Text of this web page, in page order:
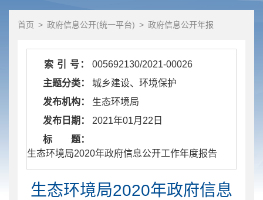
首页 > 政府信息公开(统一平台) > 政府信息公开年报
索 引 号：
005692130/2021-00026
主题分类：
城乡建设、环境保护
发布机构：
生态环境局
发布日期：
2021年01月22日
标 题：
​ 生态环境局2020年政府信息公开工作年度报告
生态环境局2020年政府信息